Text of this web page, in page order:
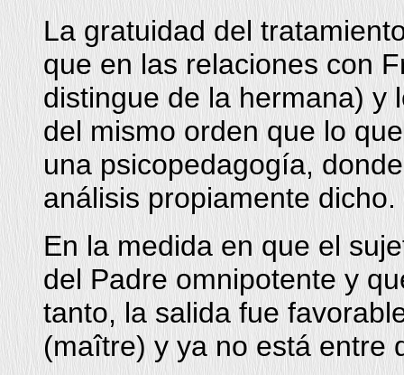
La gratuidad del
que en las relaciones con
distingue de la hermana) y
del mismo orden que lo
una psicopedagogía,
análisis propiamente dicho.
En la medida en que el
del Padre omnipotente y
tanto, la salida fue
(maître) y ya no está entre